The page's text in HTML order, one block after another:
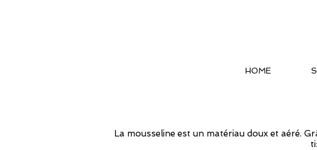
HOME
La mousseline est un matériau doux et aéré.